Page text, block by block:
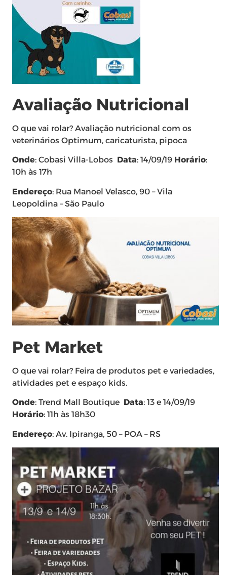
Avaliação Nutricional
O que vai rolar? Avaliação nutricional com os
veterinários Optimum, caricaturista, pipoca
Onde: Cobasi Villa-Lobos Data: 14/09/19 Horário:
10h às 17h
Endereço: Rua Manoel Velasco, 90 – Vila
Leopoldina – São Paulo
Pet Market
O que vai rolar? Feira de produtos pet e variedades,
atividades pet e espaço kids.
Onde: Trend Mall Boutique Data: 13 e 14/09/19
Horário: 11h às 18h30
Endereço: Av. Ipiranga, 50 – POA – RS